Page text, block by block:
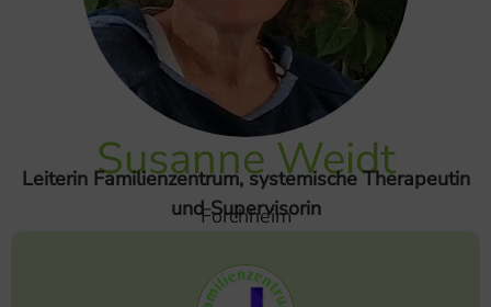
Susanne Weidt
Leiterin Familienzentrum, systemische Therapeutin
und Supervisorin
Forchheim